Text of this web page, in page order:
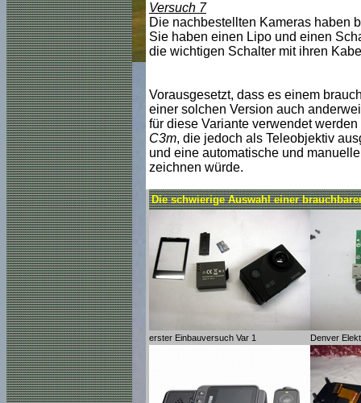
Versuch 7
Die nachbestellten Kameras haben
Sie haben einen Lipo und einen
die wichtigen Schalter mit ihren
Vorausgesetzt, dass es einem
einer solchen Version auch
für diese Variante verwendet
C3m, die jedoch als Teleobjektiv
und eine automatische und
zeichnen würde.
Die schwierige Auswahl einer
erster Einbauversuch Var 1 Denver